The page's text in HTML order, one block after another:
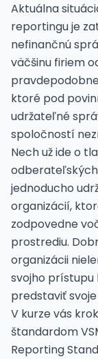
Aktuálna
reportingu je
nefinančnú
väčšinu firiem
ktoré pod
udržateľné
spoločností
Nech už ide o
odberateľských
jednoducho
organizácií,
zodpovedne
prostrediu.
organizácii
svojho prístupu
predstaviť
V kurze vás
štandardom
Reporting